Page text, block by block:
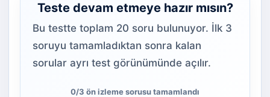
Teste devam etmeye hazır mısın?
Bu testte toplam 20 soru bulunuyor. İlk 3
soruyu tamamladıktan sonra kalan
sorular ayrı test görünümünde açılır.
0/3 ön izleme sorusu tamamlandı